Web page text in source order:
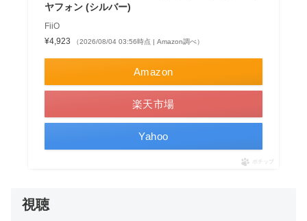
ヤフォン (シルバー)
FiiO
¥4,923
（2026/08/04 03:56時点 | Amazon調べ）
Amazon
楽天市場
Yahoo
ポチップ
視聴